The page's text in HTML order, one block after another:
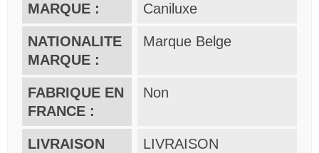
MARQUE : Caniluxe
NATIONALITE
MARQUE :
Marque Belge
FABRIQUE EN
FRANCE :
Non
LIVRAISON
LIVRAISON